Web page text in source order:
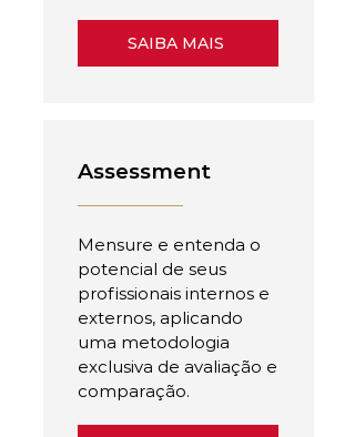
SAIBA MAIS
Assessment
Mensure e entenda o
potencial de seus
profissionais internos e
externos, aplicando
uma metodologia
exclusiva de avaliação e
comparação.